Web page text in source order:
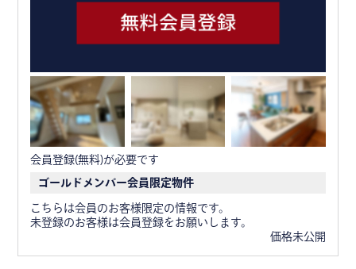
会員登録(無料)が必要です
ゴールドメンバー会員限定物件
こちらは会員のお客様限定の情報です。
未登録のお客様は会員登録をお願いします。
価格未公開